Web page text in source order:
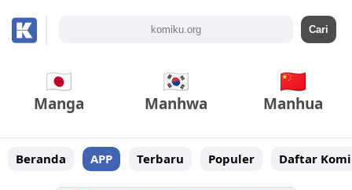
Manga Manhwa Manhua
Beranda APP Terbaru Populer Daftar